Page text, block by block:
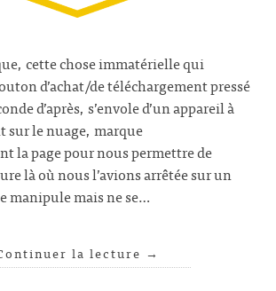
cette chose immatérielle qui
d’achat/de téléchargement pressé
d’après, s’envole d’un appareil à
sur le nuage, marque
la page pour nous permettre de
là où nous l’avions arrêtée sur un
manipule mais ne se…
la lecture →